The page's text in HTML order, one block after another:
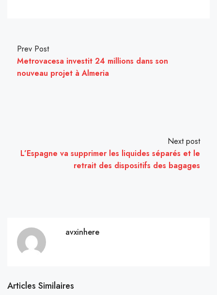
Prev Post
Metrovacesa investit 24 millions dans son
nouveau projet à Almeria
Next post
L’Espagne va supprimer les liquides séparés et le
retrait des dispositifs des bagages
avxinhere
Articles Similaires